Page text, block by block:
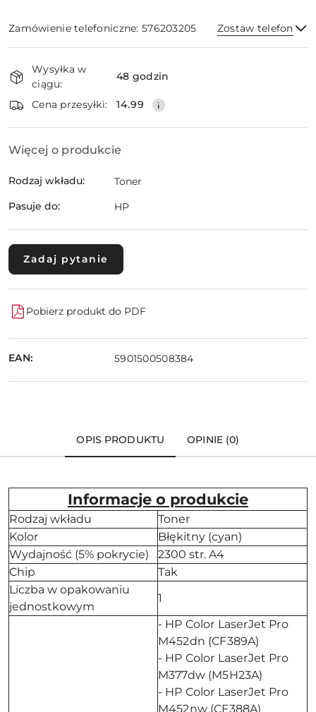
Zamówienie telefoniczne: 576203205 Zostaw telefon
Dostępność
i
dostawa
Wysyłka w
ciągu:
48 godzin
Cena przesyłki: 14.99
Więcej o produkcie
Rodzaj wkładu:
Toner
Pasuje do:
HP
Zadaj pytanie
Pobierz produkt do PDF
EAN: 5901500508384
OPIS PRODUKTU OPINIE (0)
Informacje o produkcie
Rodzaj wkładu
Toner
Kolor
Błękitny (cyan)
Wydajność (5% pokrycie)
2300 str. A4
Chip
Tak
Liczba w opakowaniu
jednostkowym
1
- HP Color LaserJet Pro
M452dn (CF389A)
- HP Color LaserJet Pro
M377dw (M5H23A)
- HP Color LaserJet Pro
M452nw (CF388A)